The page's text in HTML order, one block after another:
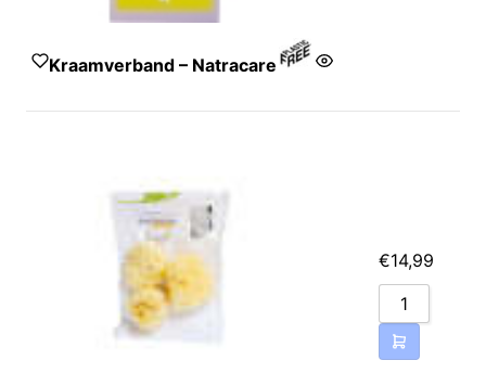
Kraamverband – Natracare
Gecertificeerd biologisch
pulp‚ maïszetmeel‚ niet-
€14,99